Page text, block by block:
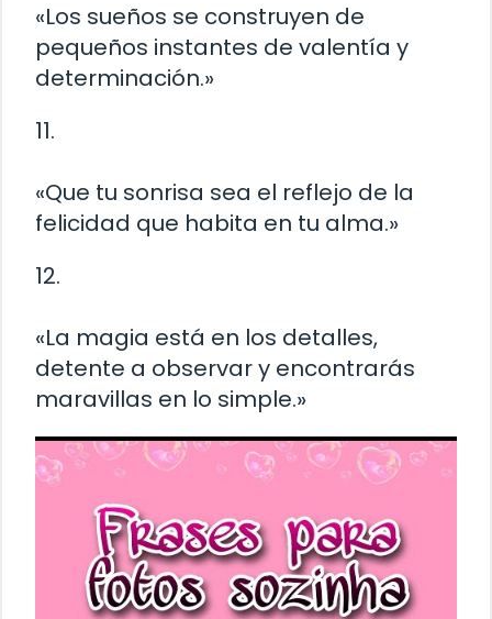
«Los sueños se construyen de
pequeños instantes de valentía y
determinación.»
11.
«Que tu sonrisa sea el reflejo de la
felicidad que habita en tu alma.»
12.
«La magia está en los detalles,
detente a observar y encontrarás
maravillas en lo simple.»